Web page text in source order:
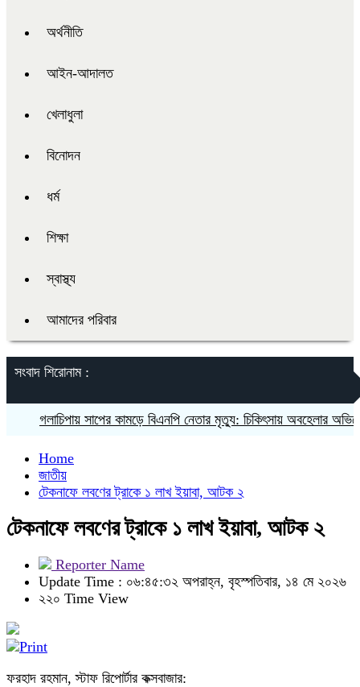
অর্থনীতি
আইন-আদালত
খেলাধুলা
বিনোদন
ধর্ম
শিক্ষা
স্বাস্থ্য
আমাদের পরিবার
সংবাদ শিরোনাম :
গলাচিপায় সাপের কামড়ে বিএনপি নেতার মৃত্যু: চিকিৎসায় অবহেলার অভিযোগ
Home
জাতীয়
টেকনাফে লবণের ট্রাকে ১ লাখ ইয়াবা, আটক ২
টেকনাফে লবণের ট্রাকে ১ লাখ ইয়াবা, আটক ২
Reporter Name
Update Time : ০৬:৪৫:৩২ অপরাহ্ন, বৃহস্পতিবার, ১৪ মে ২০২৬
২২০ Time View
ফরহাদ রহমান, স্টাফ রিপোর্টার কক্সবাজার: